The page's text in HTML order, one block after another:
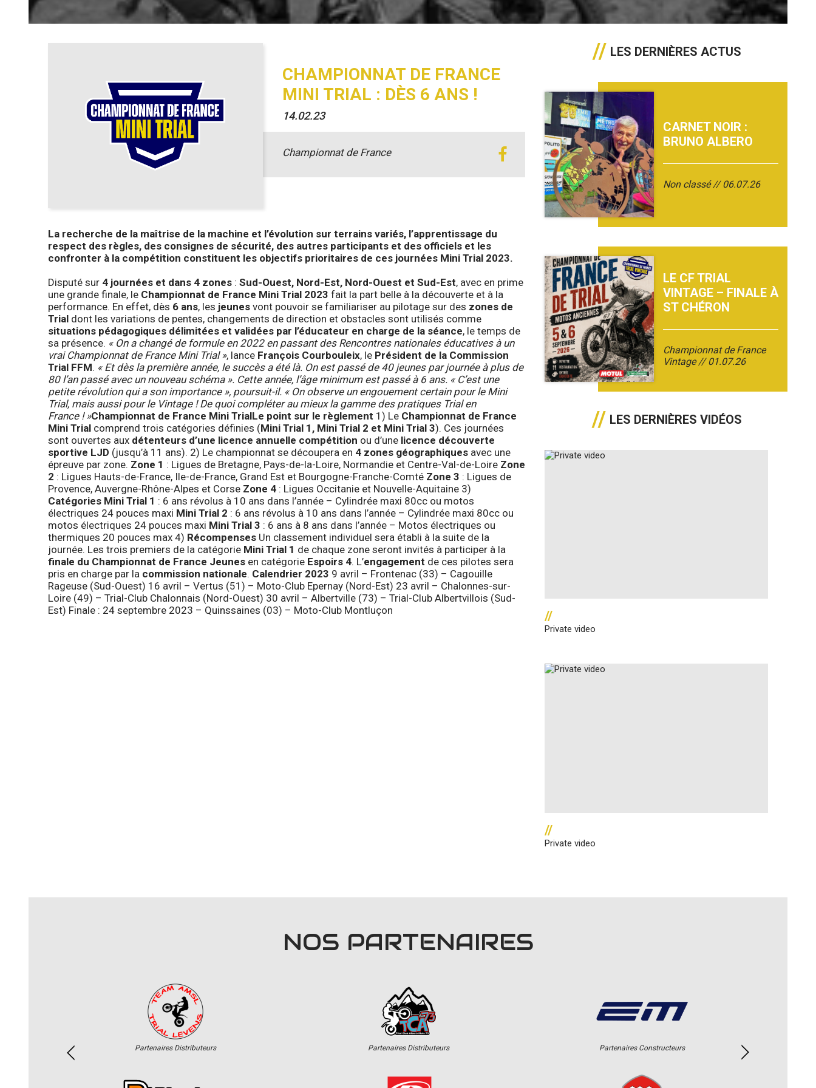
CHAMPIONNAT DE FRANCE
MINI TRIAL : DÈS 6 ANS !
14.02.23
Championnat de France
La recherche de la maîtrise de la machine et l’évolution sur terrains variés, l’apprentissage du
respect des règles, des consignes de sécurité, des autres participants et des officiels et les
confronter à la compétition constituent les objectifs prioritaires de ces journées Mini Trial 2023.
Disputé sur 4 journées et dans 4 zones : Sud-Ouest, Nord-Est, Nord-Ouest et Sud-Est, avec en prime
une grande finale, le Championnat de France Mini Trial 2023 fait la part belle à la découverte et à la
performance. En effet, dès 6 ans, les jeunes vont pouvoir se familiariser au pilotage sur des zones de
Trial dont les variations de pentes, changements de direction et obstacles sont utilisés comme
situations pédagogiques délimitées et validées par l’éducateur en charge de la séance, le temps de
sa présence. « On a changé de formule en 2022 en passant des Rencontres nationales éducatives à un
vrai Championnat de France Mini Trial », lance François Courbouleix, le Président de la Commission
Trial FFM. « Et dès la première année, le succès a été là. On est passé de 40 jeunes par journée à plus de
80 l’an passé avec un nouveau schéma ». Cette année, l’âge minimum est passé à 6 ans. « C’est une
petite révolution qui a son importance », poursuit-il. « On observe un engouement certain pour le Mini
Trial, mais aussi pour le Vintage ! De quoi compléter au mieux la gamme des pratiques Trial en
France ! »Championnat de France Mini TrialLe point sur le règlement 1) Le Championnat de France
Mini Trial comprend trois catégories définies (Mini Trial 1, Mini Trial 2 et Mini Trial 3). Ces journées
sont ouvertes aux détenteurs d’une licence annuelle compétition ou d’une licence découverte
sportive LJD (jusqu’à 11 ans). 2) Le championnat se découpera en 4 zones géographiques avec une
épreuve par zone. Zone 1 : Ligues de Bretagne, Pays-de-la-Loire, Normandie et Centre-Val-de-Loire Zone
2 : Ligues Hauts-de-France, Ile-de-France, Grand Est et Bourgogne-Franche-Comté Zone 3 : Ligues de
Provence, Auvergne-Rhône-Alpes et Corse Zone 4 : Ligues Occitanie et Nouvelle-Aquitaine 3)
Catégories Mini Trial 1 : 6 ans révolus à 10 ans dans l’année – Cylindrée maxi 80cc ou motos
électriques 24 pouces maxi Mini Trial 2 : 6 ans révolus à 10 ans dans l’année – Cylindrée maxi 80cc ou
motos électriques 24 pouces maxi Mini Trial 3 : 6 ans à 8 ans dans l’année – Motos électriques ou
thermiques 20 pouces max 4) Récompenses Un classement individuel sera établi à la suite de la
journée. Les trois premiers de la catégorie Mini Trial 1 de chaque zone seront invités à participer à la
finale du Championnat de France Jeunes en catégorie Espoirs 4. L’engagement de ces pilotes sera
pris en charge par la commission nationale. Calendrier 2023 9 avril – Frontenac (33) – Cagouille
Rageuse (Sud-Ouest) 16 avril – Vertus (51) – Moto-Club Epernay (Nord-Est) 23 avril – Chalonnes-sur-
Loire (49) – Trial-Club Chalonnais (Nord-Ouest) 30 avril – Albertville (73) – Trial-Club Albertvillois (Sud-
Est) Finale : 24 septembre 2023 – Quinssaines (03) – Moto-Club Montluçon
LES DERNIÈRES ACTUS
CARNET NOIR :
BRUNO ALBERO
Non classé 06.07.26
LE CF TRIAL
VINTAGE – FINALE À
ST CHÉRON
Championnat de France
Vintage
01.07.26
LES DERNIÈRES VIDÉOS
//
Private video
//
Private video
NOS PARTENAIRES
Partenaires Distributeurs Partenaires Distributeurs Partenaires Constructeurs